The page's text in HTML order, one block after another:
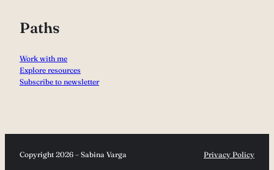
Paths
Work with me
Explore resources
Subscribe to newsletter
Copyright 2026 – Sabina Varga Privacy Policy